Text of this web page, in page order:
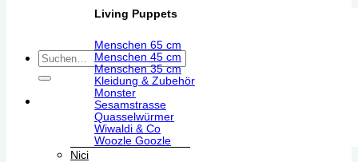
Suchen
nach:
Living Puppets
Menschen 65 cm
Menschen 45 cm
Menschen 35 cm
Kleidung & Zubehör
Monster
Sesamstrasse
Quasselwürmer
Wiwaldi & Co
Woozle Goozle
Nici